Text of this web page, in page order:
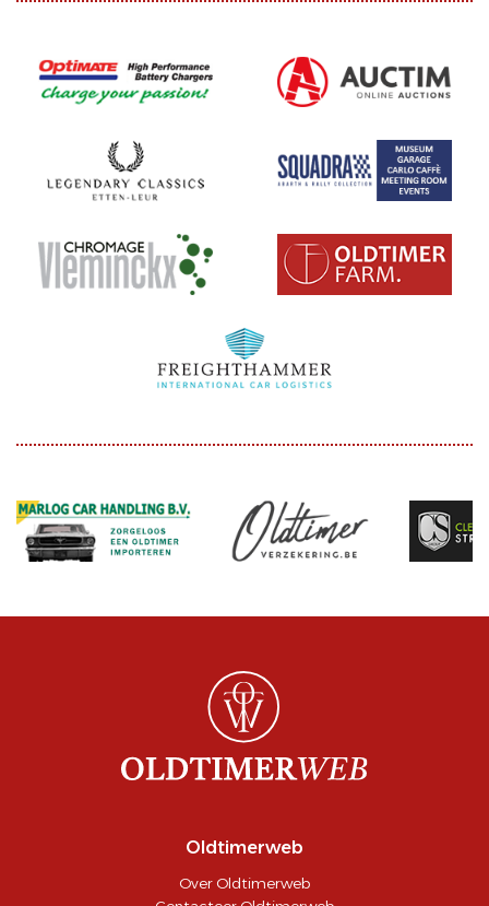
Oldtimerweb
Over Oldtimerweb